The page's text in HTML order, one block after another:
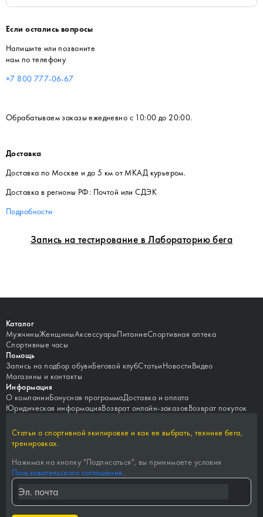
Запись на тестирование в Лабораторию бега
Если остались вопросы
Напишите или позвоните
нам по телефону
+7 800 777-06-67
Обрабатываем заказы ежедневно с 10:00 до 20:00.
Доставка
Доставка по Москве и до 5 км от МКАД курьером.
Доставка в регионы РФ: Почтой или СДЭК
Подробности
Каталог
МужчиныЖенщиныАксессуарыПитаниеСпортивная аптека
Спортивные часы
Помощь
Запись на подбор обувиБеговой клубСтатьиНовостиВидео
Магазины и контакты
Информация
О компанииБонусная программаДоставка и оплата
Юридическая информацияВозврат онлайн-заказовВозврат покупок
Статьи о спортивной экипировке и как ее выбрать, технике бега,
тренировках.
Нажимая на кнопку "Подписаться", вы принимаете условия
Пользовательского соглашения.